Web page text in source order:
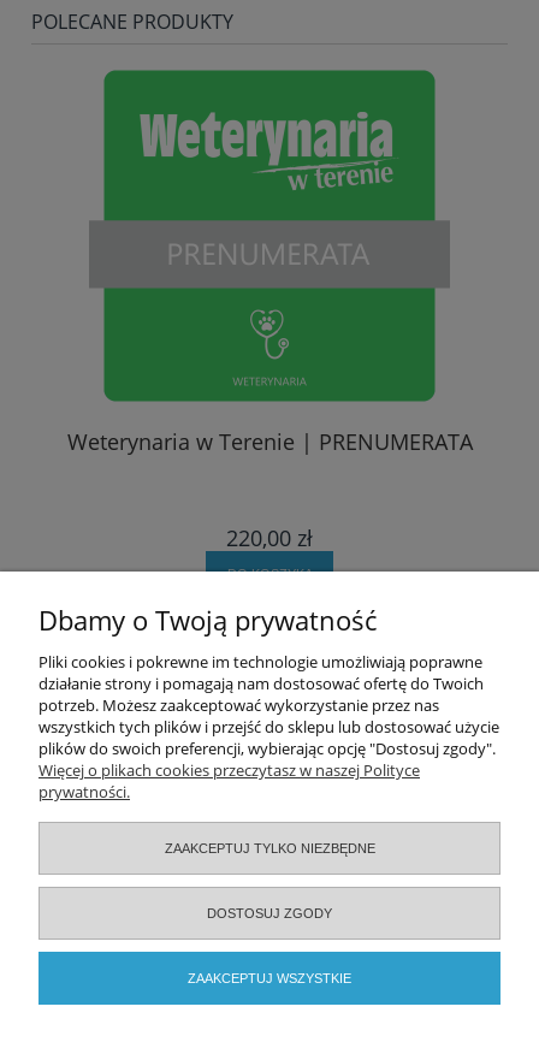
POLECANE PRODUKTY
Weterynaria w Terenie | PRENUMERATA
220,00 zł
DO KOSZYKA
Moje konto
Zamówienia
Informacje
O nas
Serwisy specjalistyczne
Dbamy o Twoją prywatność
Pliki cookies i pokrewne im technologie umożliwiają poprawne
działanie strony i pomagają nam dostosować ofertę do Twoich
potrzeb. Możesz zaakceptować wykorzystanie przez nas
wszystkich tych plików i przejść do sklepu lub dostosować użycie
plików do swoich preferencji, wybierając opcję "Dostosuj zgody".
Więcej o plikach cookies przeczytasz w naszej Polityce
prywatności.
ZAAKCEPTUJ TYLKO NIEZBĘDNE
DOSTOSUJ ZGODY
ZAAKCEPTUJ WSZYSTKIE